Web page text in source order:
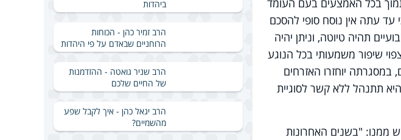
בכל האמצעים בעם העומד
עתה אין נוסח סופי להסכם
תהיה טיוטה, וניתן יהיה
שיפור משמעותי בכל הנוגע
במסגרתה יוחזרו האזרחים
תתנהל ללא קשר לסוגיית
ממנו: "בשנים האחרונות
ביהדות
הרב זמיר כהן - הכוחות
הרוחניים שבאדם על פי היהדות
הרב שניר גואטה - ההזדמנות
של החיים שלכם
הרב יגאל כהן - איך לקבל שפע
מהשמיים?